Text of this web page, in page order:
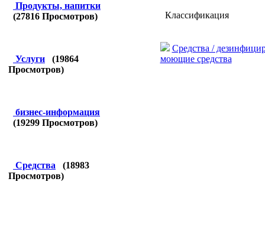
Продукты, напитки
(27816 Просмотров)
Услуги (19864
Просмотров)
бизнес-информация
(19299 Просмотров)
Средства (18983
Просмотров)
Классификация
Средства /
моющие средства